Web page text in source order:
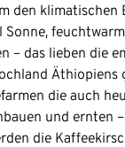
den klimatischen
– das lieben die
Äthiopiens
die auch
und ernten
die